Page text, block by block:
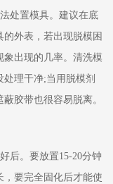
处置模具。建议在底
外表，若出现脱模困
象出现的几率。清洗模
理干净;当用脱模剂
胶带也很容易脱离。
后。要放置15-20分钟
要完全固化后才能使